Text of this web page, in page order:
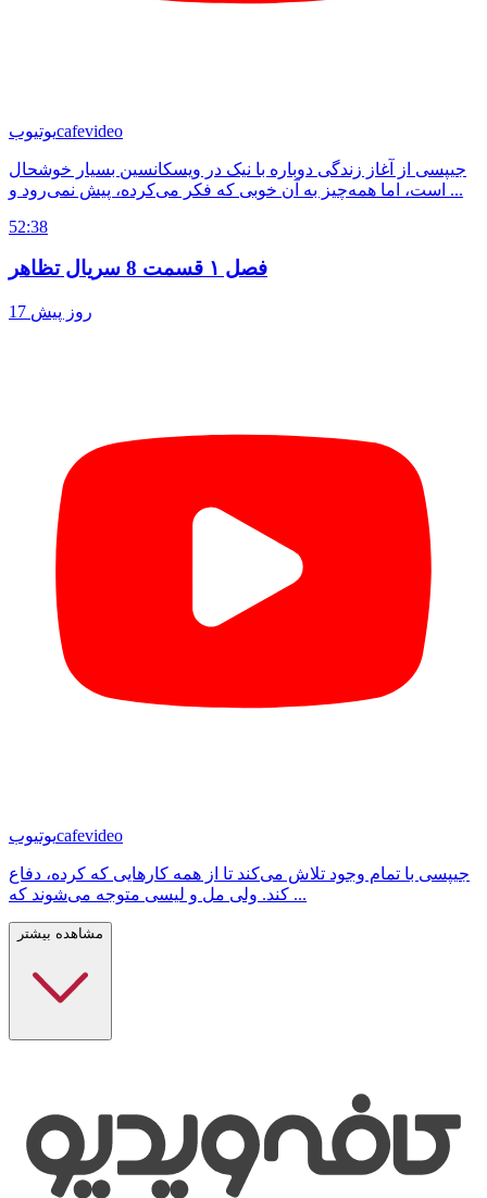
یوتیوبcafevideo
جیپسی از آغاز زندگی دوباره با نیک در ویسکانسین بسیار خوشحال
است، اما همه‌چیز به آن خوبی که فکر می‌کرده، پیش نمی‌رود و ...
52:38
فصل ۱ قسمت 8 سریال تظاهر
17 روز پیش
یوتیوبcafevideo
جیپسی با تمام وجود تلاش می‌کند تا از همه کارهایی که کرده، دفاع
‌کند. ولی مل و لیسی متوجه می‌شوند که ...
مشاهده بیشتر